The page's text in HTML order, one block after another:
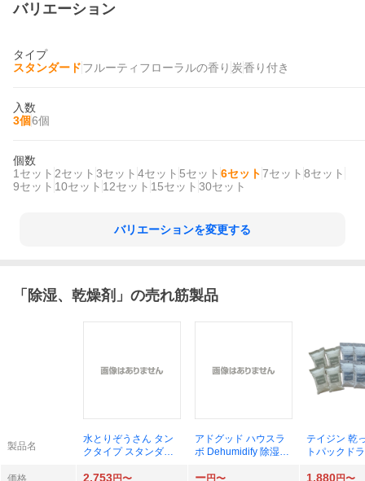
バリエーション
タイプ
スタンダードフルーティフローラルの香り 炭香り付き
入数
3個6個
個数
1セット 2セット 3セット 4セット 5セット 6セット7セット 8セット
9セット 10セット 12セット 15セット 30セット
バリエーションを変更する
「 除湿、乾燥剤 」の売れ筋製品
製品名
水とりぞうさん タン
クタイプ スタンダー
6セット
アドグッド ハウスラ
ボ Dehumidify 除湿剤
ク×3セット
テイジン 乾
トパックド
る ベルオア
価格 2,753円〜 ー円〜 1,880円〜